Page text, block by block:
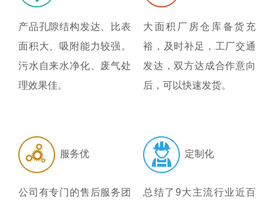
产品孔隙结构发达、比表
面积大、吸附能力较强。
污水自来水净化、废气处
理效果佳。
大面积厂房仓库备货充
裕，及时补足，工厂交通
发达，双方达成合作意向
后，可以快速发货。
服务优
公司有专门的售后服务团
定制化
总结了9大主流行业近百